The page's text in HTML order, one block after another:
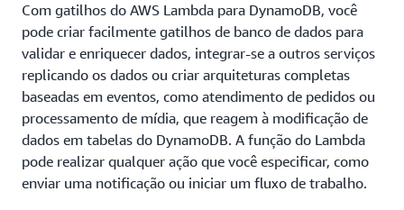
Com gatilhos do AWS Lambda para DynamoDB, você
pode criar facilmente gatilhos de banco de dados para
validar e enriquecer dados, integrar-se a outros serviços
replicando os dados ou criar arquiteturas completas
baseadas em eventos, como atendimento de pedidos ou
processamento de mídia, que reagem à modificação de
dados em tabelas do DynamoDB. A função do Lambda
pode realizar qualquer ação que você especificar, como
enviar uma notificação ou iniciar um fluxo de trabalho.